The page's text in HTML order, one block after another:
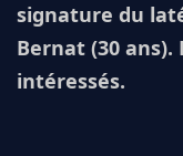
signature du
Bernat (30
intéressés.